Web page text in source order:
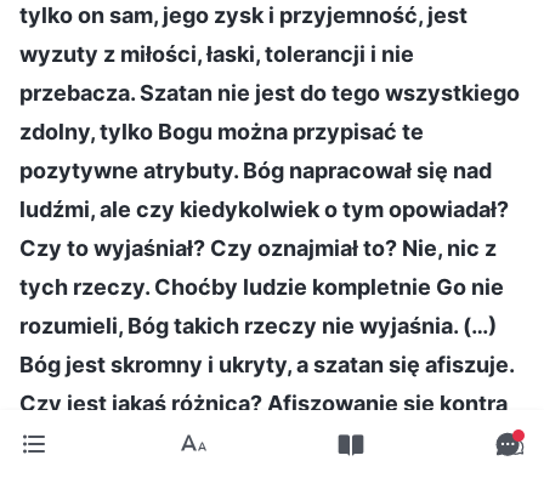
tylko on sam, jego zysk i przyjemność, jest
wyzuty z miłości, łaski, tolerancji i nie
przebacza. Szatan nie jest do tego wszystkiego
zdolny, tylko Bogu można przypisać te
pozytywne atrybuty. Bóg napracował się nad
ludźmi, ale czy kiedykolwiek o tym opowiadał?
Czy to wyjaśniał? Czy oznajmiał to? Nie, nic z
tych rzeczy. Choćby ludzie kompletnie Go nie
rozumieli, Bóg takich rzeczy nie wyjaśnia. (…)
Bóg jest skromny i ukryty, a szatan się afiszuje.
Czy jest jakaś różnica? Afiszowanie się kontra
pokora i ukrycie: które z nich są pozytywne?